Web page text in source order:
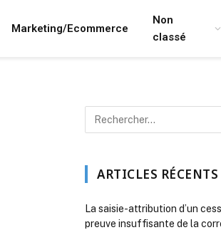
Marketing/Ecommerce
Non
classé
ARTICLES RÉCENTS
La saisie-attribution d’un
preuve insuffisante de la